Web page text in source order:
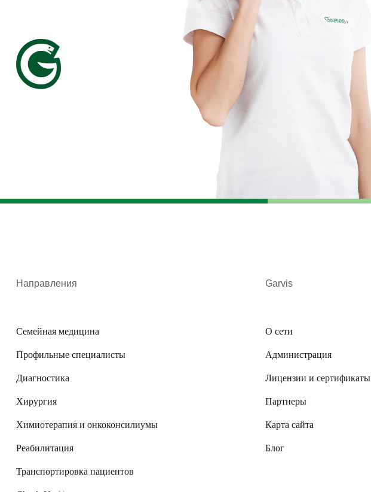
Направления
Семейная медицина
Профильные специалисты
Диагностика
Хирургия
Химиотерапия и онкоконсилиумы
Реабилитация
Транспортировка пациентов
Garvis
О сети
Администрация
Лицензии и сертификаты
Партнеры
Карта сайта
Блог